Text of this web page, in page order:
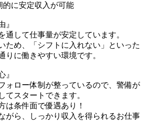
に安定収入が可能
』
通して仕事量が安定しています。
ため、「シフトに入れない」といった
りに働きやすい環境です。
』
ォロー体制が整っているので、警備が
てスタートできます。
は条件面で優遇あり！
がら、しっかり収入を得られるお仕事